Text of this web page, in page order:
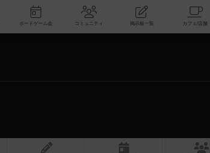
新着レビュー ボードゲーム会 コミュニティ 掲示板一覧